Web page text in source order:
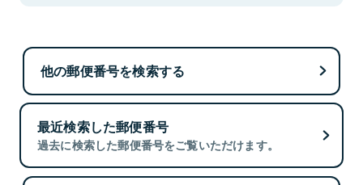
他の郵便番号を検索する
最近検索した郵便番号
過去に検索した郵便番号をご覧いただけます。